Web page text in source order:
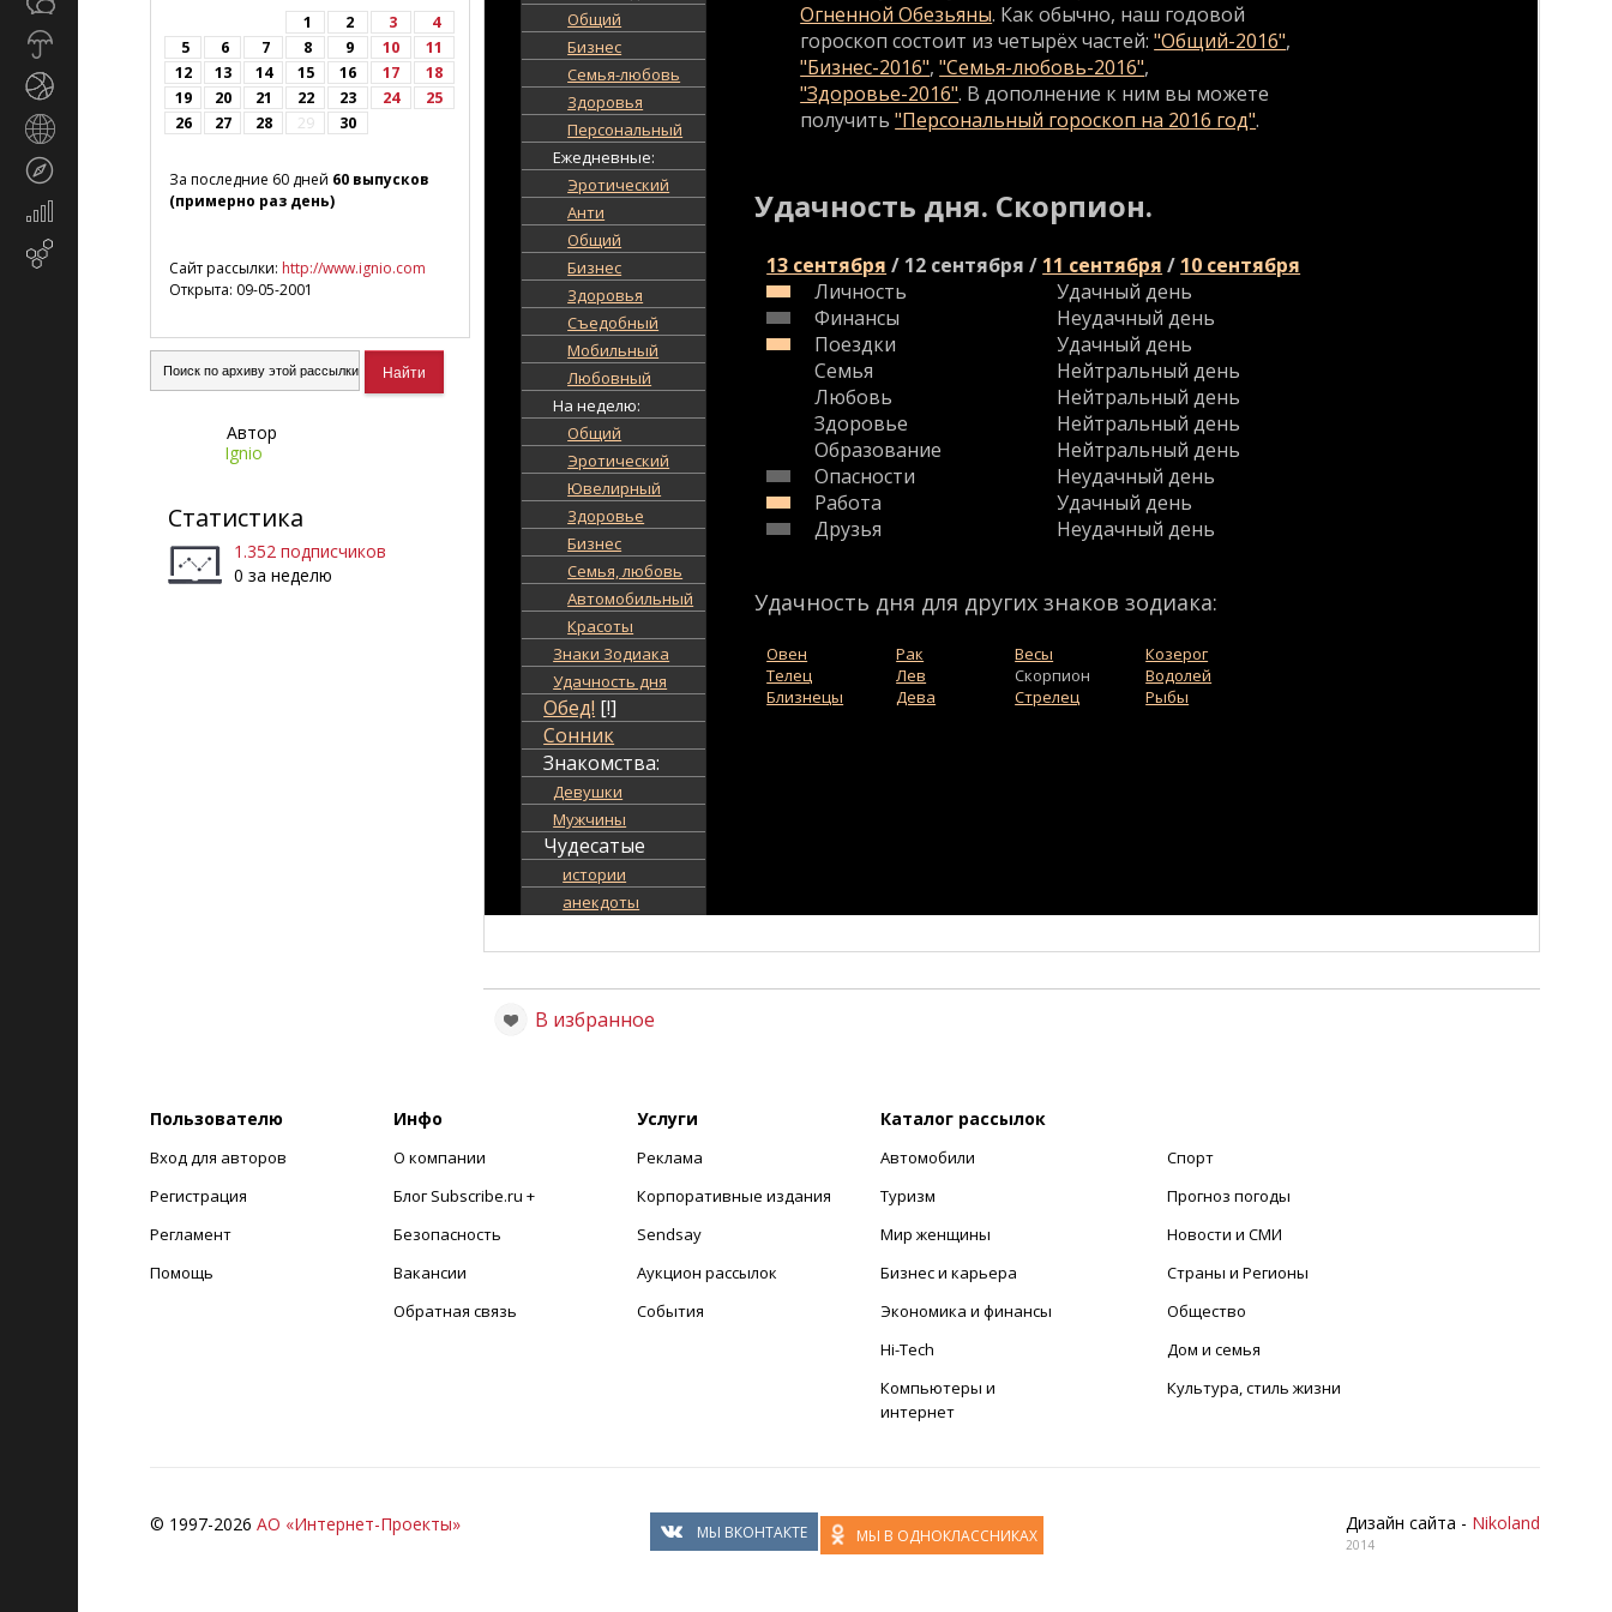
Экономика
маркетинг
1 2 3
4
5
6 7 8 9 10
11
12
13 14 15 16 17
18
19
20 21 22 23 24
25
26
27 28 29 30
За последние 60 дней 60 выпусков
(примерно раз день)
Сайт рассылки: http://www.ignio.com
Открыта: 09-05-2001
Автор
Ignio
Статистика
1.352 подписчиков
0 за неделю
Общий
Бизнес
Семья-любовь
Здоровья
Персональный
Ежедневные:
Эротический
Анти
Общий
Бизнес
Здоровья
Съедобный
Мобильный
Любовный
На неделю:
Общий
Эротический
Ювелирный
Здоровье
Бизнес
Семья, любовь
Автомобильный
Красоты
Знаки Зодиака
Удачность дня
Обед! [!]
Сонник
Знакомства:
Девушки
Мужчины
Чудесатые
истории
анекдоты
Огненной Обезьяны. Как обычно, наш годовой
гороскоп состоит из четырёх частей:"Общий-2016",
"Бизнес-2016","Семья-любовь-2016",
"Здоровье-2016". В дополнение к ним вы можете
получить"Персональный гороскоп на 2016 год".
Удачность дня. Скорпион.
13 сентября / 12 сентября / 11 сентября / 10 сентября
Личность
Удачный день
Финансы
Неудачный день
Поездки
Удачный день
Семья
Нейтральный день
Любовь
Нейтральный день
Здоровье
Нейтральный день
Образование
Нейтральный день
Опасности
Неудачный день
Работа
Удачный день
Друзья
Неудачный день
Удачность дня для других знаков зодиака:
Овен
Телец
Близнецы
Рак
Лев
Дева
Весы
Скорпион
Стрелец
Козерог
Водолей
Рыбы
В избранное
Пользователю
Вход для авторов
Регистрация
Регламент
Помощь
Инфо
О компании
Блог Subscribe.ru +
Безопасность
Вакансии
Обратная связь
Услуги
Реклама
Корпоративные издания
Sendsay
Аукцион рассылок
События
Каталог рассылок
Автомобили
Туризм
Мир женщины
Бизнес и карьера
Экономика и финансы
Hi-Tech
Компьютеры и
интернет
Спорт
Прогноз погоды
Новости и СМИ
Страны и Регионы
Общество
Дом и семья
Культура, стиль жизни
© 1997-2026 АО «Интернет-Проекты» Дизайн сайта - Nikoland
2014
МЫ ВКОНТАКТЕ МЫ В ОДНОКЛАССНИКАХ